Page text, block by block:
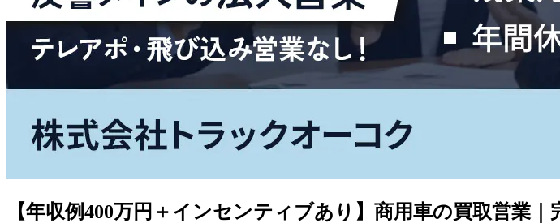
【年収例400万円＋インセンティブあり】商用車の買取営業